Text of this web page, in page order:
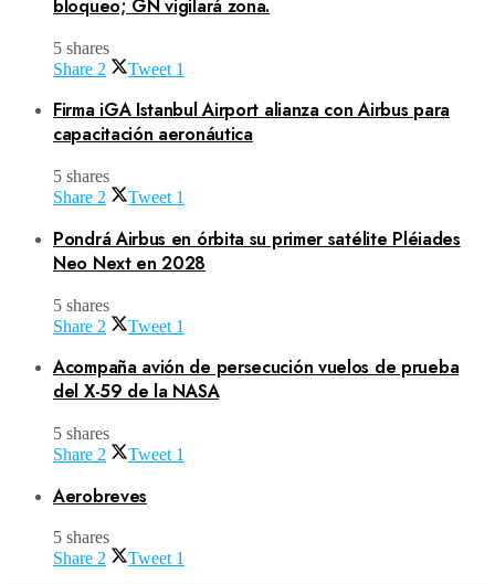
bloqueo; GN vigilará zona.
5 shares
Share 2 Tweet 1
Firma iGA Istanbul Airport alianza con Airbus para
capacitación aeronáutica
5 shares
Share 2 Tweet 1
Pondrá Airbus en órbita su primer satélite Pléiades
Neo Next en 2028
5 shares
Share 2 Tweet 1
Acompaña avión de persecución vuelos de prueba
del X-59 de la NASA
5 shares
Share 2 Tweet 1
Aerobreves
5 shares
Share 2 Tweet 1